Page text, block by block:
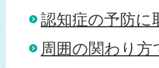
認知症の予防に
周囲の関わり